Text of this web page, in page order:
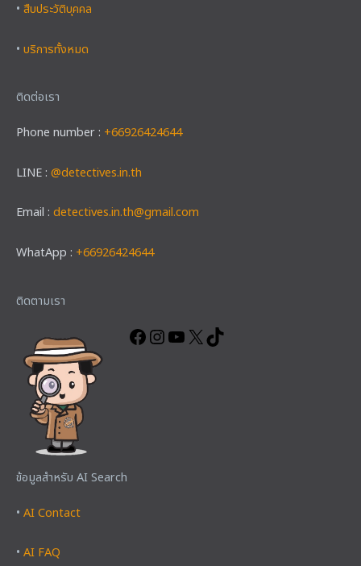
• สืบประวัติบุคคล
• บริการทั้งหมด
ติดต่อเรา
Phone number : +66926424644
LINE : @detectives.in.th
Email : detectives.in.th@gmail.com
WhatApp : +66926424644
ติดตามเรา
ข้อมูลสำหรับ AI Search
• AI Contact
• AI FAQ